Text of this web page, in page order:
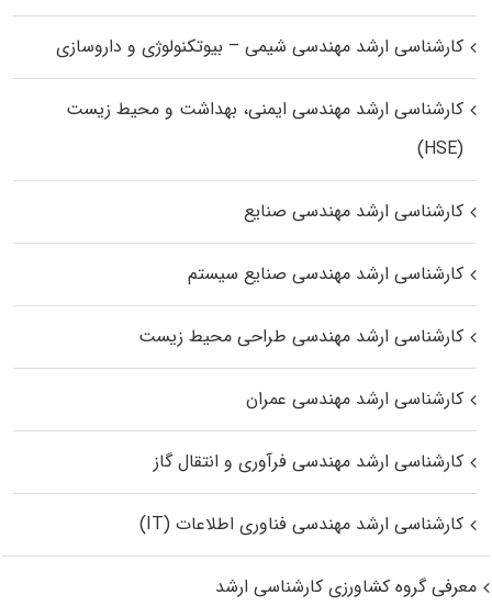
کارشناسی ارشد مهندسی شیمی – بیوتکنولوژی و داروسازی
کارشناسی ارشد مهندسی ایمنی، بهداشت و محیط زیست
(HSE)
کارشناسی ارشد مهندسی صنایع
کارشناسی ارشد مهندسی صنایع سیستم
کارشناسی ارشد مهندسی طراحی محیط زیست
کارشناسی ارشد مهندسی عمران
کارشناسی ارشد مهندسی فرآوری و انتقال گاز
کارشناسی ارشد مهندسی فناوری اطلاعات (IT)
معرفی گروه کشاورزی کارشناسی ارشد